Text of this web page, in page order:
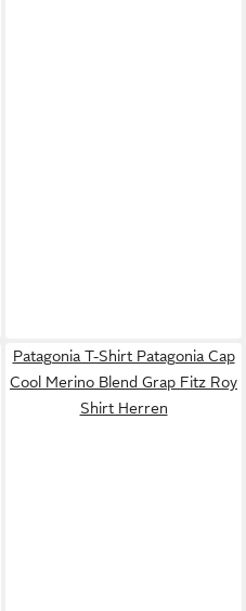
Patagonia T-Shirt Patagonia Cap
Cool Merino Blend Grap Fitz Roy
Shirt Herren